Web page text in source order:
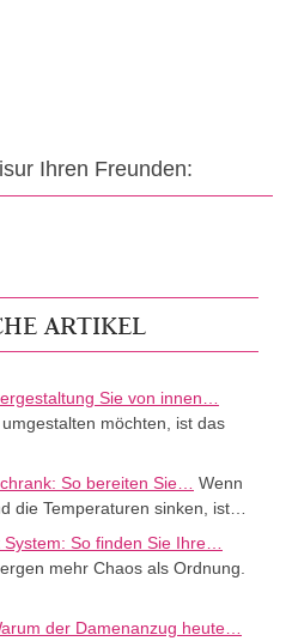
Ihren Freunden:
ARTIKEL
Sie von innen…
möchten, ist das
So bereiten Sie…
Wenn
die Temperaturen sinken, ist…
So finden Sie Ihre…
mehr Chaos als Ordnung.
der Damenanzug heute…